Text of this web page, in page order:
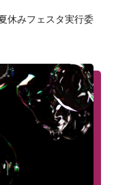
休みフェスタ実行委